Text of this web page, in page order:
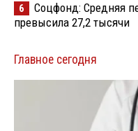
6
Соцфонд: Средняя
превысила 27,2 тысячи
Главное сегодня